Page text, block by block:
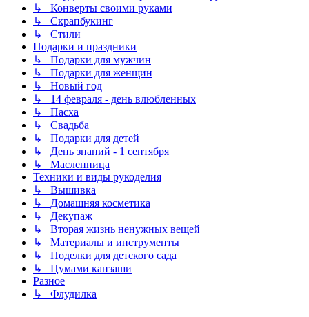
↳ Конверты своими руками
↳ Скрапбукинг
↳ Стили
Подарки и праздники
↳ Подарки для мужчин
↳ Подарки для женщин
↳ Новый год
↳ 14 февраля - день влюбленных
↳ Пасха
↳ Свадьба
↳ Подарки для детей
↳ День знаний - 1 сентября
↳ Масленница
Техники и виды рукоделия
↳ Вышивка
↳ Домашняя косметика
↳ Декупаж
↳ Вторая жизнь ненужных вещей
↳ Материалы и инструменты
↳ Поделки для детского сада
↳ Цумами канзаши
Разное
↳ Флудилка